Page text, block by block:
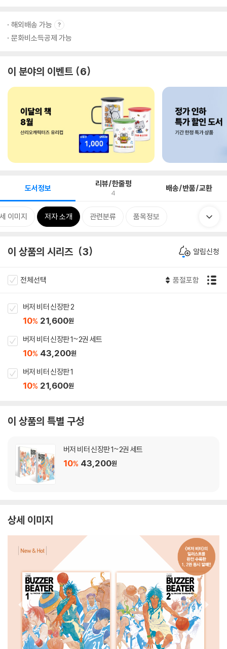
해외배송 가능
문화비소득공제 가능
이 분야의 이벤트 6
도서정보 리뷰/한줄평
4 배송/반품/교환
이미지 저자 소개 관련분류 품목정보
이 상품의 시리즈 3 알림신청
전체선택 품절포함
버저 비터 신장판 2
10% 21,600원
버저 비터 신장판 1~2권 세트
10% 43,200원
버저 비터 신장판 1
10% 21,600원
이 상품의 특별 구성
버저 비터 신장판 1~2권 세트
10% 43,200원
상세 이미지